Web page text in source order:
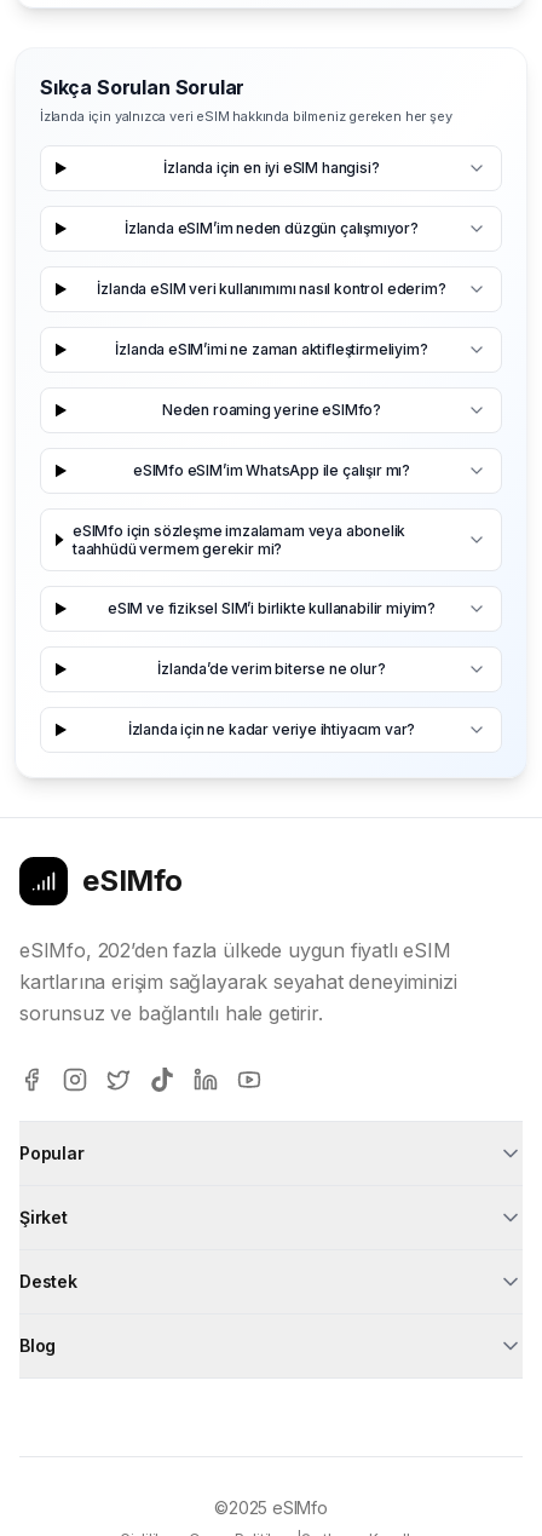
Sıkça Sorulan Sorular
İzlanda için yalnızca veri eSIM hakkında bilmeniz gereken her şey
İzlanda için en iyi eSIM hangisi?
İzlanda eSIM’im neden düzgün çalışmıyor?
İzlanda eSIM veri kullanımımı nasıl kontrol ederim?
İzlanda eSIM’imi ne zaman aktifleştirmeliyim?
Neden roaming yerine eSIMfo?
eSIMfo eSIM’im WhatsApp ile çalışır mı?
eSIMfo için sözleşme imzalamam veya abonelik
taahhüdü vermem gerekir mi?
eSIM ve fiziksel SIM’i birlikte kullanabilir miyim?
İzlanda’de verim biterse ne olur?
İzlanda için ne kadar veriye ihtiyacım var?
eSIMfo
eSIMfo, 202’den fazla ülkede uygun fiyatlı eSIM
kartlarına erişim sağlayarak seyahat deneyiminizi
sorunsuz ve bağlantılı hale getirir.
Popular
Şirket
Destek
Blog
©2025 eSIMfo